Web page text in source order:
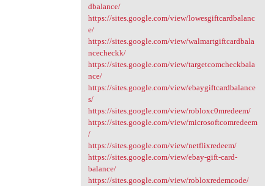
dbalance/
https://sites.google.com/view/lowesgiftcardbalanc
e/
https://sites.google.com/view/walmartgiftcardbala
ncecheckk/
https://sites.google.com/view/targetcomcheckbala
nce/
https://sites.google.com/view/ebaygiftcardbalance
s/
https://sites.google.com/view/robloxc0mredeem/
https://sites.google.com/view/microsoftcomredeem
/
https://sites.google.com/view/netflixredeem/
https://sites.google.com/view/ebay-gift-card-
balance/
https://sites.google.com/view/robloxredemcode/